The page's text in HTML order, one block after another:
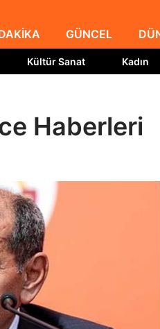
GÜNCEL
Kültür Sanat Kadın
Haberleri